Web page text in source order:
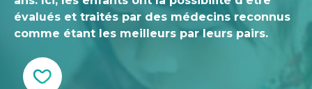
évalués et traités par des médecins reconnus
comme étant les meilleurs par leurs pairs.